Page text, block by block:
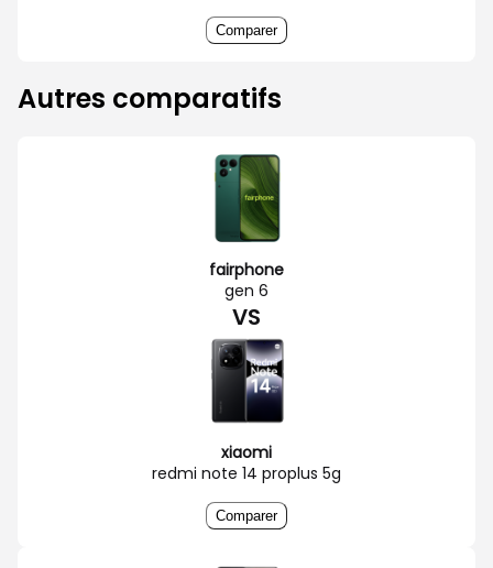
Comparer
Autres comparatifs
fairphone
gen 6
VS
xiaomi
redmi note 14 proplus 5g
Comparer